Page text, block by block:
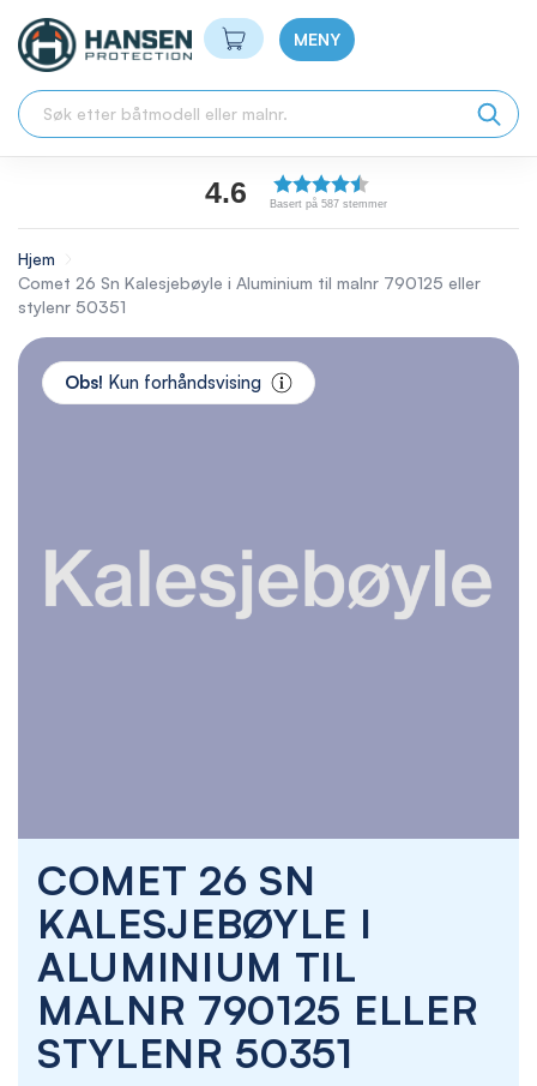
Min handlekurv
MENY
4.6 Basert på 587 stemmer
Hjem
Comet 26 Sn Kalesjebøyle i Aluminium til malnr 790125 eller
stylenr 50351
COMET 26 SN
KALESJEBØYLE I
ALUMINIUM TIL
MALNR 790125 ELLER
STYLENR 50351
Skip
Obs! Kun forhåndsvising
the
beginning
the
images
gallery